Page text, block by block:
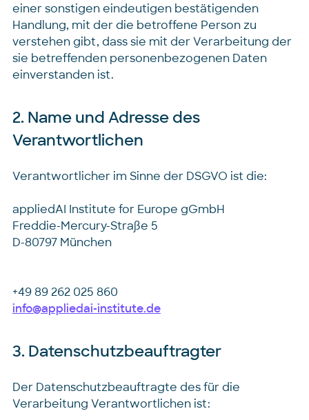
einer sonstigen eindeutigen bestätigenden
Handlung, mit der die betroffene Person zu
verstehen gibt, dass sie mit der Verarbeitung der
sie betreffenden personenbezogenen Daten
einverstanden ist.
2. Name und Adresse des
Verantwortlichen
Verantwortlicher im Sinne der DSGVO ist die:
appliedAI Institute for Europe gGmbH
Freddie-Mercury-Straße 5
D-80797 München
+49 89 262 025 860
info@appliedai-institute.de
3. Datenschutzbeauftragter
Der Datenschutzbeauftragte des für die
Verarbeitung Verantwortlichen ist: